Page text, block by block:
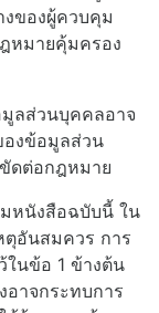
ของผู้ควบคุม
หมายคุ้มครอง
ลส่วนบุคคลอาจ
องข้อมูลส่วน
ดต่อกฎหมาย
หนังสือฉบับนี้ ใน
อันสมควร การ
ในข้อ 1 ข้างต้น
าจกระทบการ